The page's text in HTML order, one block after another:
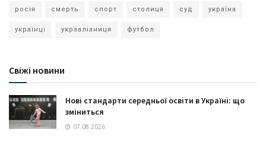
росія смерть спорт столиця суд україна
українці укрзалізниця футбол
Свіжі новини
Нові стандарти середньої освіти в Україні: що
зміниться
07.08.2026